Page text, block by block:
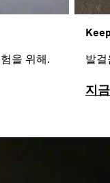
을 위해. 발걸
지